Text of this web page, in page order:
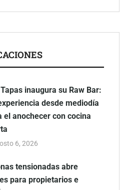
inaugura su Raw Bar:
desde mediodía
el anochecer con cocina
6, 2026
tensionadas abre
para propietarios e